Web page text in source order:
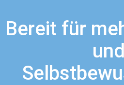
Bereit für
und